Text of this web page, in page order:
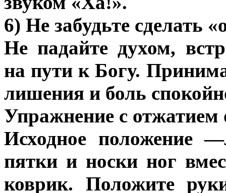
6) Не забудьте сделать
Не падайте духом,
на пути к Богу.
лишения и боль
Упражнение с отжатием
Исходное положение
пятки и носки ног
коврик. Положите